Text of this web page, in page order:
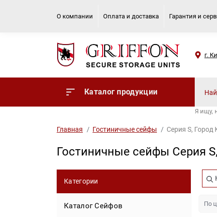
О компании Оплата и доставка Гарантия и
г.
Каталог продукции
Я ищу,
Главная Гостиничные сейфы Серия S, Город
Гостиничные сейфы Серия
Категории
Каталог Сейфов